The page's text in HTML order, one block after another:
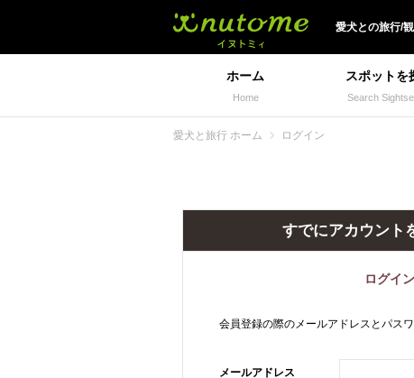
愛犬との旅行/
ホーム
Home
スポットを
Search
愛犬と旅行 ホーム ログイン
すでにアカウント
ログイン
会員登録の際のメールアドレスとパス
メールアドレス